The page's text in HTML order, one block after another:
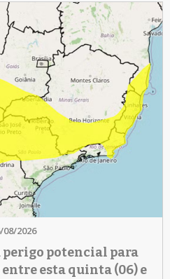
08/2026
potencial para
esta quinta (06) e